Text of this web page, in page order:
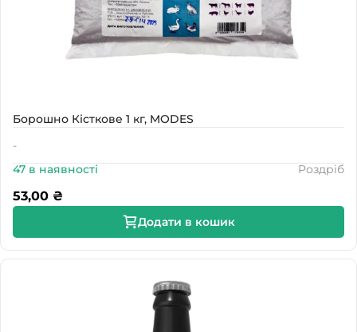
Борошно Кісткове 1 кг, MODES
-
47 в наявності
Роздріб
53,00 ₴
Додати в кошик